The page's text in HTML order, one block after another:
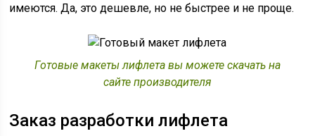
имеются. Да, это дешевле, но не быстрее и не проще.
Готовые макеты лифлета вы можете скачать на
сайте производителя
Заказ разработки лифлета